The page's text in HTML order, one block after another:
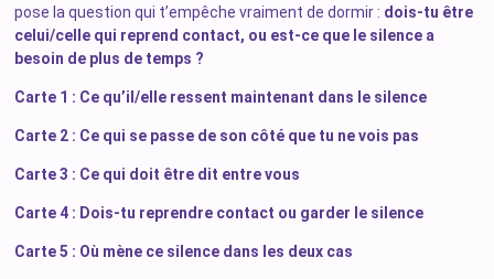
pose la question qui t’empêche vraiment de dormir : dois-tu être
celui/celle qui reprend contact, ou est-ce que le silence a
besoin de plus de temps ?
Carte 1 : Ce qu’il/elle ressent maintenant dans le silence
Carte 2 : Ce qui se passe de son côté que tu ne vois pas
Carte 3 : Ce qui doit être dit entre vous
Carte 4 : Dois-tu reprendre contact ou garder le silence
Carte 5 : Où mène ce silence dans les deux cas